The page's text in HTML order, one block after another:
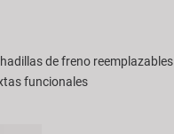
de freno reemplazables
funcionales